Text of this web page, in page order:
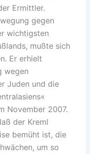
Ermittler.
gegen
wichtigsten
mußte sich
Er erhielt
wegen
Juden und die
November 2007.
der Kreml
bemüht ist, die
um so